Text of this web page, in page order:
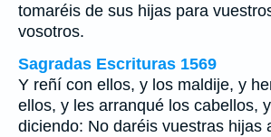
tomaréis de sus hijas para
vosotros.
Sagradas Escrituras 1569
Y reñí con ellos, y los maldije, y
ellos, y les arranqué los cabellos,
diciendo: No daréis vuestras hijas